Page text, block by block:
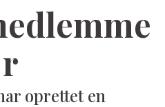
r
oprettet en